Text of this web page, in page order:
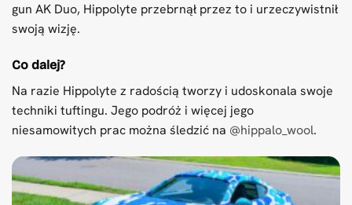
gun AK Duo, Hippolyte przebrnął przez to i urzeczywistnił
swoją wizję.
Co dalej?
Na razie Hippolyte z radością tworzy i udoskonala swoje
techniki tuftingu. Jego podróż i więcej jego
niesamowitych prac można śledzić na @hippalo_wool.